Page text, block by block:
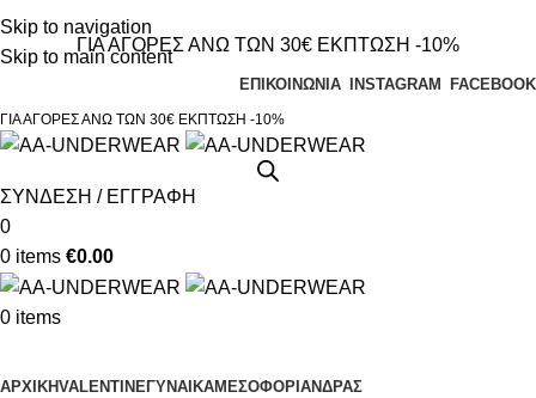
Skip to navigation
Skip to main content
Τηλεφωνικές παραγγελίες 23210 97300
ΓΙΑ ΑΓΟΡΕΣ ΑΝΩ ΤΩΝ 30€ ΕΚΠΤΩΣΗ -10%
ΕΠΙΚΟΙΝΩΝΙΑ INSTAGRAM FACEBOOK
ΓΙΑ ΑΓΟΡΕΣ ΑΝΩ ΤΩΝ 30€ ΕΚΠΤΩΣΗ -10%
ΣΥΝΔΕΣΗ / ΕΓΓΡΑΦΗ
0
0 items €0.00
0 items
ΑΡΧΙΚΗVALENTINEΓΥΝΑΙΚΑΜΕΣΟΦΟΡΙ ΑΝΔΡΑΣ